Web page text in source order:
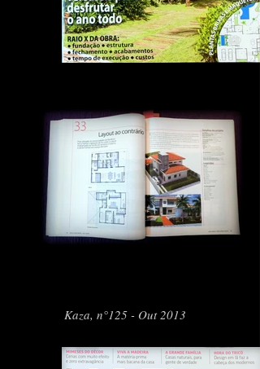
Kaza, n°125 - Out 2013